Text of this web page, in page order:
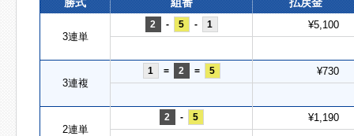
3連単
2 - 5 - 1 ¥5,100
3連複
1 = 2 = 5 ¥730
2連単
2 - 5 ¥1,190